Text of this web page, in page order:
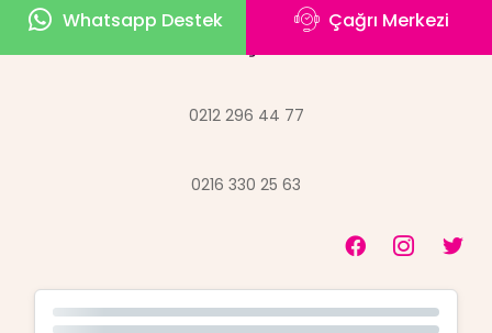
0212 296 44 77
0216 330 25 63
Whatsapp Destek Çağrı Merkezi